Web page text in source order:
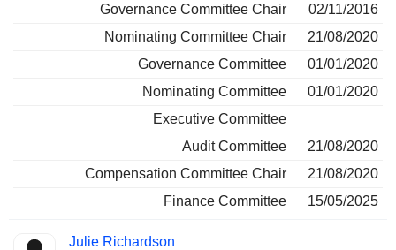
Governance Committee Chair
02/11/2016
Nominating Committee Chair
21/08/2020
Governance Committee
01/01/2020
Nominating Committee
01/01/2020
Executive Committee
Audit Committee
21/08/2020
Compensation Committee Chair
21/08/2020
Finance Committee
15/05/2025
Julie Richardson